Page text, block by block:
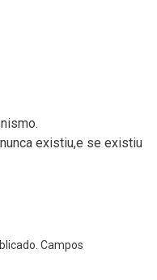
existiu,e se existiu
Campos